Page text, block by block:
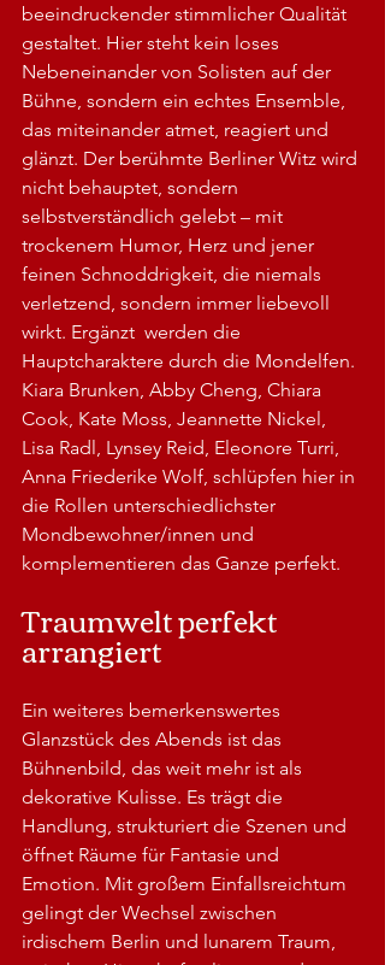
beeindruckender stimmlicher Qualität
gestaltet. Hier steht kein loses
Nebeneinander von Solisten auf der
Bühne, sondern ein echtes Ensemble,
das miteinander atmet, reagiert und
glänzt. Der berühmte Berliner Witz wird
nicht behauptet, sondern
selbstverständlich gelebt – mit
trockenem Humor, Herz und jener
feinen Schnoddrigkeit, die niemals
verletzend, sondern immer liebevoll
wirkt. Ergänzt  werden die
Hauptcharaktere durch die Mondelfen.
Kiara Brunken, Abby Cheng, Chiara
Cook, Kate Moss, Jeannette Nickel,
Lisa Radl, Lynsey Reid, Eleonore Turri,
Anna Friederike Wolf, schlüpfen hier in
die Rollen unterschiedlichster
Mondbewohner/innen und
komplementieren das Ganze perfekt.
Traumwelt perfekt
arrangiert
Ein weiteres bemerkenswertes
Glanzstück des Abends ist das
Bühnenbild, das weit mehr ist als
dekorative Kulisse. Es trägt die
Handlung, strukturiert die Szenen und
öffnet Räume für Fantasie und
Emotion. Mit großem Einfallsreichtum
gelingt der Wechsel zwischen
irdischem Berlin und lunarem Traum,